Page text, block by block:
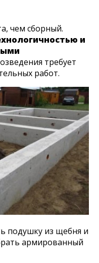
чем сборный.
и
требует
работ.
подушку из щебня и
армированный